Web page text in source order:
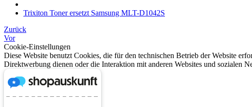
Trixiton Toner ersetzt Samsung MLT-D1042S
Zurück
Vor
Cookie-Einstellungen
Diese Website benutzt Cookies, die für den technischen Betrieb der Website
Direktwerbung dienen oder die Interaktion mit anderen Websites und sozialen